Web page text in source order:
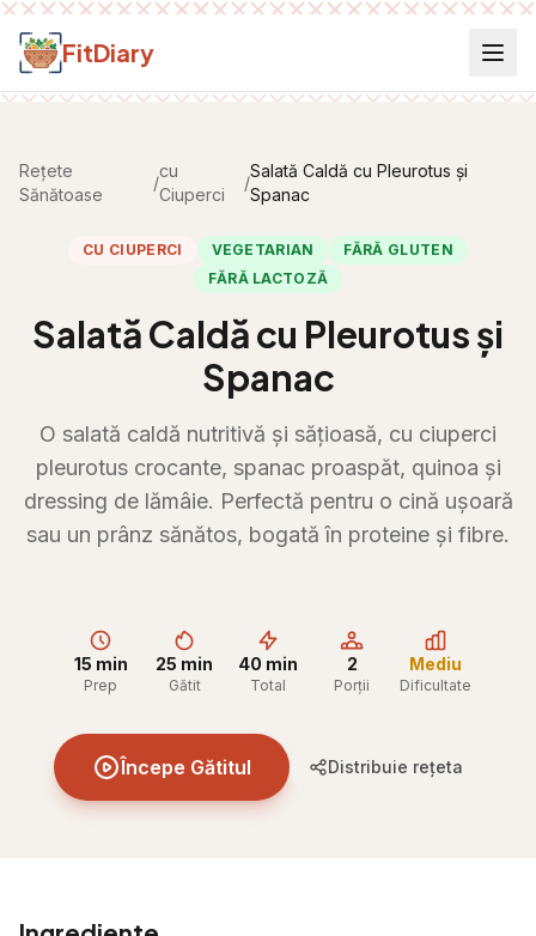
Salt la conținut
FitDiary
Rețete
Sănătoase
/
cu
Ciuperci
/
Salată Caldă cu Pleurotus și
Spanac
CU CIUPERCI VEGETARIAN
FĂRĂ GLUTEN
FĂRĂ LACTOZĂ
Salată Caldă cu Pleurotus și
Spanac
O salată caldă nutritivă și sățioasă, cu ciuperci
pleurotus crocante, spanac proaspăt, quinoa și
dressing de lămâie. Perfectă pentru o cină ușoară
sau un prânz sănătos, bogată în proteine și fibre.
15 min
Prep
25 min
Gătit
40 min
Total
2
Porții
Mediu
Dificultate
Începe Gătitul Distribuie rețeta